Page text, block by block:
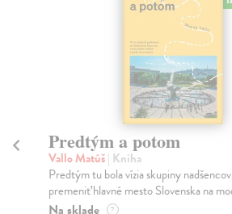
a potom
| Kniha
bola vízia skupiny nadšencov, ktorí chceli
mesto Slovenska na modernú eur...